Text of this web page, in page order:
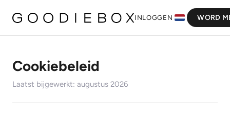
INLOGGEN WORD
Cookiebeleid
Laatst bijgewerkt: augustus 2026